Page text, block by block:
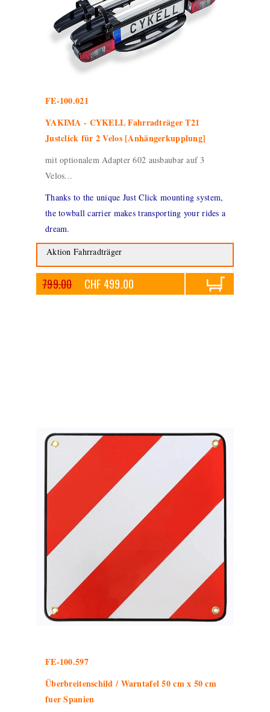
FE-100.021
YAKIMA - CYKELL Fahrradträger T21
Justclick für 2 Velos [Anhängerkupplung]
mit optionalem Adapter 602 ausbaubar auf 3
Velos...
Thanks to the unique Just Click mounting system,
the towball carrier makes transporting your rides a
dream.
Aktion Fahrradträger
799.00 CHF 499.00
FE-100.597
Überbreitenschild / Warntafel 50 cm x 50 cm
fuer Spanien